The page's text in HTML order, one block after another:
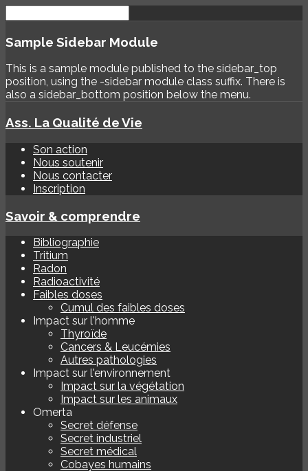
Sample Sidebar Module
This is a sample module published to the sidebar_top
position, using the -sidebar module class suffix. There is
also a sidebar_bottom position below the menu.
Ass. La Qualité de Vie
Son action
Nous soutenir
Nous contacter
Inscription
Savoir & comprendre
Bibliographie
Tritium
Radon
Radioactivité
Faibles doses
Cumul des faibles doses
Impact sur l'homme
Thyroïde
Cancers & Leucémies
Autres pathologies
Impact sur l'environnement
Impact sur la végétation
Impact sur les animaux
Omerta
Secret défense
Secret industriel
Secret médical
Cobayes humains